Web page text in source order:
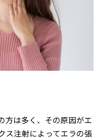
方は多く、その原因がエ
ス注射によってエラの張